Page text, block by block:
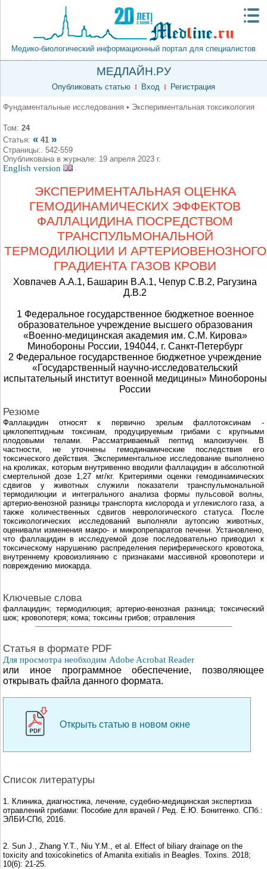
Медико-биологический информационный портал для специалистов
МЕДЛАЙН.РУ
Опубликовать статью Вход Регистрация
Фундаментальные исследования • Экспериментальная токсикология
Том: 24
Статья: « 41 »
Страницы:. 542-559
Опубликована в журнале: 19 апреля 2023 г.
English version
ЭКСПЕРИМЕНТАЛЬНАЯ ОЦЕНКА
ГЕМОДИНАМИЧЕСКИХ ЭФФЕКТОВ
ФАЛЛАЦИДИНА ПОСРЕДСТВОМ
ТРАНСПУЛЬМОНАЛЬНОЙ
ТЕРМОДИЛЮЦИИ И АРТЕРИОВЕНОЗНОГО
ГРАДИЕНТА ГАЗОВ КРОВИ
Ховпачев А.А.1, Башарин В.А.1, Чепур С.В.2, Рагузина
Д.В.2
1 Федеральное государственное бюджетное военное
образовательное учреждение высшего образования
«Военно-медицинская академия им. С.М. Кирова»
Минобороны России, 194044, г. Санкт-Петербург
2 Федеральное государственное бюджетное учреждение
«Государственный научно-исследовательский
испытательный институт военной медицины» Минобороны
России
Резюме
Фаллацидин относят к первично зрелым фаллотоксинам -
циклопептидным токсинам, продуцируемым грибами с крупными
плодовыми телами. Рассматриваемый пептид малоизучен. В
частности, не уточнены гемодинамические последствия его
токсического действия. Экспериментальное исследование выполнено
на кроликах, которым внутривенно вводили фаллацидин в абсолютной
смертельной дозе 1,27 мг/кг. Критериями оценки гемодинамических
сдвигов у животных служили показатели транспульмональной
термодилюции и интегрального анализа формы пульсовой волны,
артерио-венозной разницы транспорта кислорода и углекислого газа, а
также количественных сдвигов неврологического статуса. После
токсикологических исследований выполняли аутопсию животных,
оценивали изменения макро- и микропрепаратов печени. Установлено,
что фаллацидин в исследуемой дозе последовательно приводил к
токсическому нарушению распределения периферического кровотока,
внутреннему кровоизлиянию с признаками массивной кровопотери и
повреждению миокарда.
Ключевые слова
фаллацидин; термодилюция; артерио-венозная разница; токсический
шок; кровопотеря; кома; токсины грибов; отравления
Cтатья в формате PDF
Для просмотра необходим Adobe Acrobat Reader
или иное программное обеспечение, позволяющее
открывать файла данного формата.
Открыть статью в новом окне
Список литературы
1. Клиника, диагностика, лечение, судебно-медицинская экспертиза
отравлений грибами: Пособие для врачей / Ред. Е.Ю. Бонитенко. СПб.:
ЭЛБИ-СПб, 2016.
2. Sun J., Zhang Y.T., Niu Y.M., et al. Effect of biliary drainage on the
toxicity and toxicokinetics of Amanita exitialis in Beagles. Toxins. 2018;
10(6): 21-25.